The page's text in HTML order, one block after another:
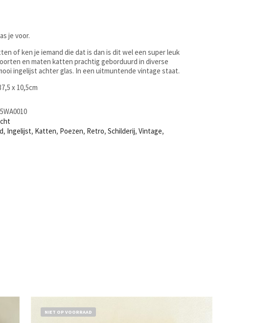
je voor.
of ken je iemand die dat is dan is dit wel een super leuk
en maten katten prachtig geborduurd in diverse
ingelijst achter glas. In een uitmuntende vintage staat.
x 10,5cm
, Ingelijst, Katten, Poezen, Retro,Schilderij,Vintage,
NIET OP VOORRAAD